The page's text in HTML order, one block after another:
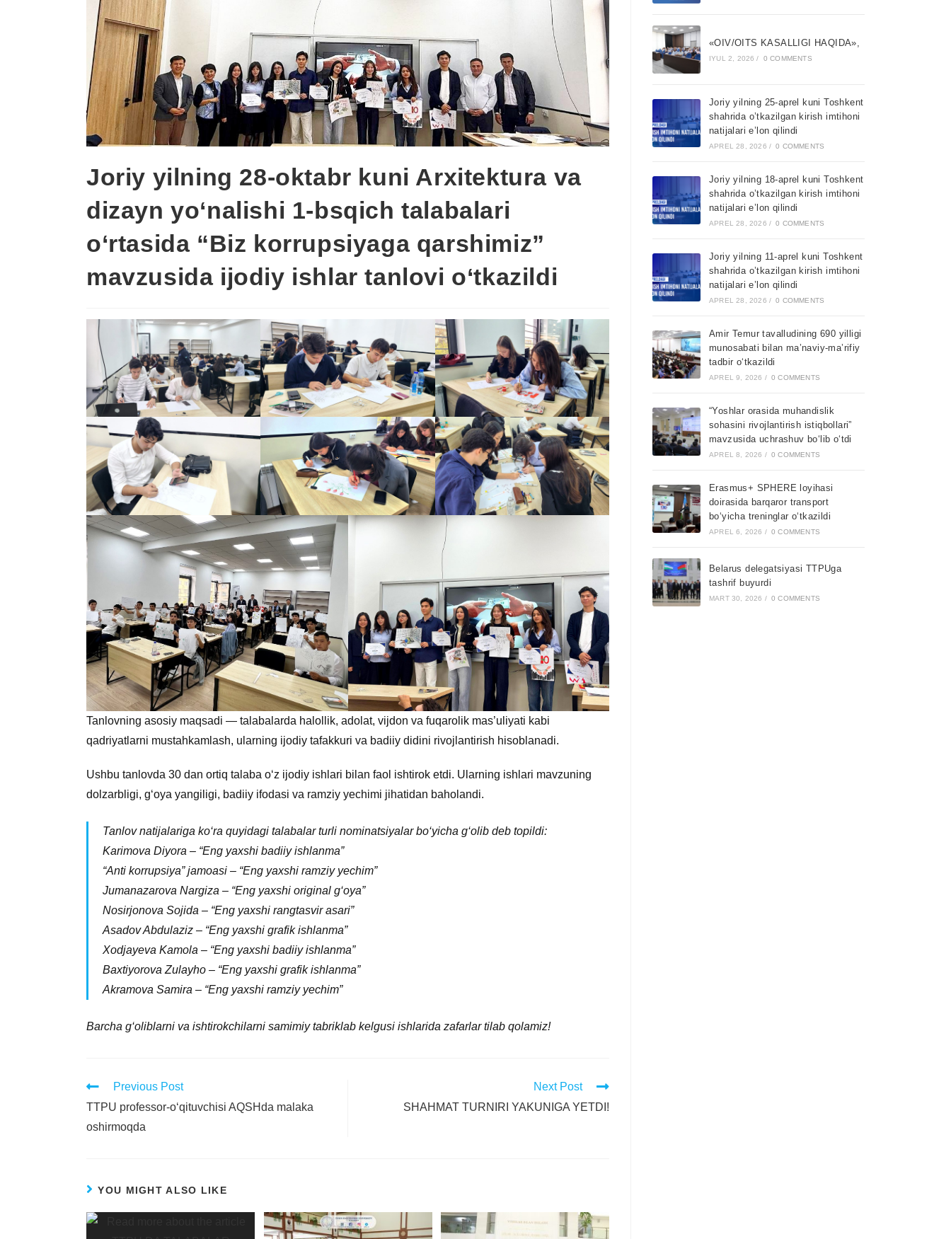
Joriy yilning 28-oktabr kuni Arxitektura va
dizayn yo‘nalishi 1-bsqich talabalari
o‘rtasida “Biz korrupsiyaga qarshimiz”
mavzusida ijodiy ishlar tanlovi o‘tkazildi
Tanlovning asosiy maqsadi — talabalarda halollik, adolat, vijdon va fuqarolik mas’uliyati kabi
qadriyatlarni mustahkamlash, ularning ijodiy tafakkuri va badiiy didini rivojlantirish hisoblanadi.
Ushbu tanlovda 30 dan ortiq talaba o‘z ijodiy ishlari bilan faol ishtirok etdi. Ularning ishlari mavzuning
dolzarbligi, g‘oya yangiligi, badiiy ifodasi va ramziy yechimi jihatidan baholandi.
Tanlov natijalariga ko‘ra quyidagi talabalar turli nominatsiyalar bo‘yicha g‘olib deb topildi:
Karimova Diyora – “Eng yaxshi badiiy ishlanma”
“Anti korrupsiya” jamoasi – “Eng yaxshi ramziy yechim”
Jumanazarova Nargiza – “Eng yaxshi original g‘oya”
Nosirjonova Sojida – “Eng yaxshi rangtasvir asari”
Asadov Abdulaziz – “Eng yaxshi grafik ishlanma”
Xodjayeva Kamola – “Eng yaxshi badiiy ishlanma”
Baxtiyorova Zulayho – “Eng yaxshi grafik ishlanma”
Akramova Samira – “Eng yaxshi ramziy yechim”
Barcha g‘oliblarni va ishtirokchilarni samimiy tabriklab kelgusi ishlarida zafarlar tilab qolamiz!
Previous Post
TTPU professor-o‘qituvchisi AQSHda malaka
oshirmoqda
Next Post
SHAHMAT TURNIRI YAKUNIGA YETDI!
YOU MIGHT ALSO LIKE
«OIV/OITS KASALLIGI HAQIDA»,
IYUL 2, 2026 / 0 COMMENTS
Joriy yilning 25-aprel kuni Toshkent
shahrida o’tkazilgan kirish imtihoni
natijalari e’lon qilindi
APREL 28, 2026 / 0 COMMENTS
Joriy yilning 18-aprel kuni Toshkent
shahrida o’tkazilgan kirish imtihoni
natijalari e’lon qilindi
APREL 28, 2026 / 0 COMMENTS
Joriy yilning 11-aprel kuni Toshkent
shahrida o’tkazilgan kirish imtihoni
natijalari e’lon qilindi
APREL 28, 2026 / 0 COMMENTS
Amir Temur tavalludining 690 yilligi
munosabati bilan ma’naviy-ma’rifiy
tadbir o‘tkazildi
APREL 9, 2026 / 0 COMMENTS
“Yoshlar orasida muhandislik
sohasini rivojlantirish istiqbollari”
mavzusida uchrashuv bo‘lib o‘tdi
APREL 8, 2026 / 0 COMMENTS
Erasmus+ SPHERE loyihasi
doirasida barqaror transport
bo‘yicha treninglar o‘tkazildi
APREL 6, 2026 / 0 COMMENTS
Belarus delegatsiyasi TTPUga
tashrif buyurdi
MART 30, 2026 / 0 COMMENTS